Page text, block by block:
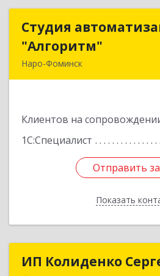
Студия
"Алгоритм"
Наро-Фоминск
Клиентов на
1С:Специалист
Отправить
Показать
Студия
Отправить
Назад
ИП Колиденко
ИП